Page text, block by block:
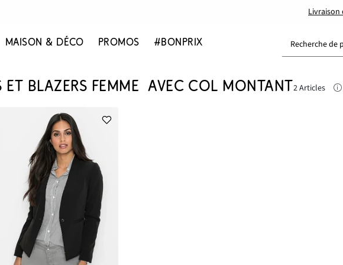
Livraison
MAISON & DÉCO PROMOS #BONPRIX Recherche de
ET BLAZERS FEMME AVEC COL MONTANT2 Articles